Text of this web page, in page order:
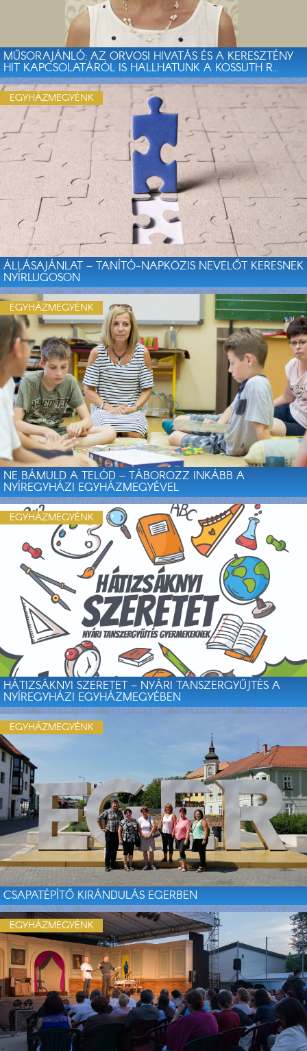
MŰSORAJÁNLÓ: AZ ORVOSI HIVATÁS ÉS A KERESZTÉNY
HIT KAPCSOLATÁRÓL IS HALLHATUNK A KOSSUTH R...
ÁLLÁSAJÁNLAT – TANÍTÓ-NAPKÖZIS NEVELŐT KERESNEK
NYÍRLUGOSON
EGYHÁZMEGYÉNK
NE BÁMULD A TELÓD – TÁBOROZZ INKÁBB A
NYÍREGYHÁZI EGYHÁZMEGYÉVEL
EGYHÁZMEGYÉNK
HÁTIZSÁKNYI SZERETET – NYÁRI TANSZERGYŰJTÉS A
NYÍREGYHÁZI EGYHÁZMEGYÉBEN
EGYHÁZMEGYÉNK
CSAPATÉPÍTŐ KIRÁNDULÁS EGERBEN
EGYHÁZMEGYÉNK
EGYHÁZMEGYÉNK